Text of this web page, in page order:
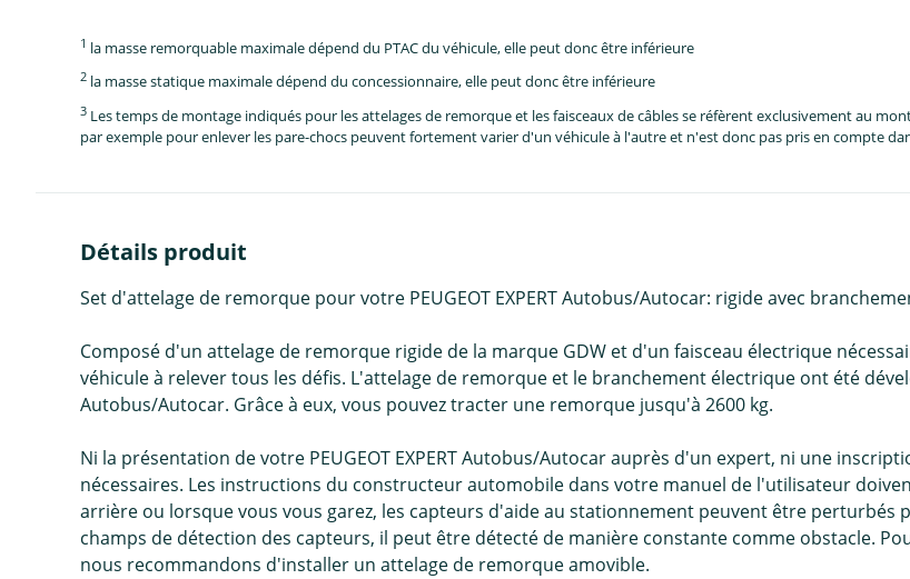
1 la masse remorquable maximale dépend du PTAC du véhicule, elle peut donc être inférieure
2 la masse statique maximale dépend du concessionnaire, elle peut donc être inférieure
3 Les temps de montage indiqués pour les attelages de remorque et les faisceaux de câbles se réfèrent exclusivement au
par exemple pour enlever les pare-chocs peuvent fortement varier d'un véhicule à l'autre et n'est donc pas pris en compte
Détails produit
Set d'attelage de remorque pour votre PEUGEOT EXPERT Autobus/Autocar: rigide avec
Composé d'un attelage de remorque rigide de la marque GDW et d'un faisceau électrique
véhicule à relever tous les défis. L'attelage de remorque et le branchement électrique ont été
Autobus/Autocar. Grâce à eux, vous pouvez tracter une remorque jusqu'à 2600 kg.
Ni la présentation de votre PEUGEOT EXPERT Autobus/Autocar auprès d'un expert, ni une
nécessaires. Les instructions du constructeur automobile dans votre manuel de l'utilisateur
arrière ou lorsque vous vous garez, les capteurs d'aide au stationnement peuvent être perturbés
champs de détection des capteurs, il peut être détecté de manière constante comme obstacle.
nous recommandons d'installer un attelage de remorque amovible.